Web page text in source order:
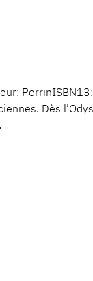
Dès